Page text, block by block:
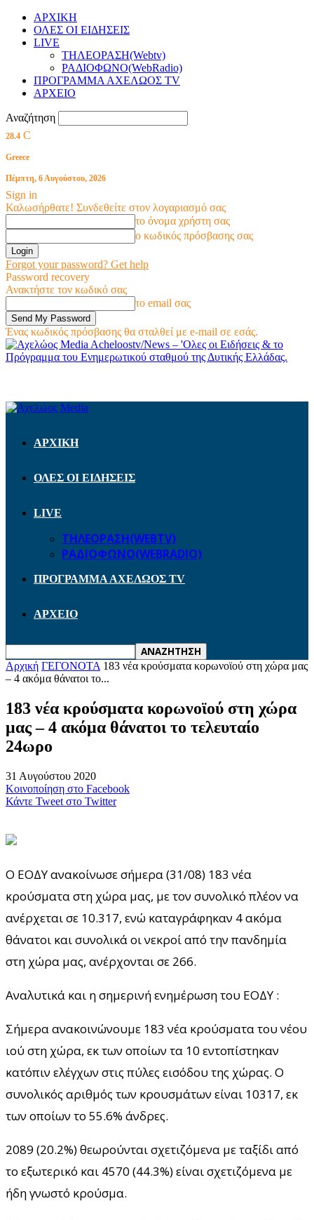
ΑΡΧΙΚΗ
ΟΛΕΣ ΟΙ ΕΙΔΗΣΕΙΣ
LIVE
ΤΗΛΕΟΡΑΣΗ(Webtv)
ΡΑΔΙΟΦΩΝΟ(WebRadio)
ΠΡΟΓΡΑΜΜΑ ΑΧΕΛΩΟΣ TV
ΑΡΧΕΙΟ
Αναζήτηση
28.4 C
Greece
Πέμπτη, 6 Αυγούστου, 2026
Sign in
Καλωσήρθατε! Συνδεθείτε στον λογαριασμό σας
το όνομα χρήστη σας
ο κωδικός πρόσβασης σας
Forgot your password? Get help
Password recovery
Ανακτήστε τον κωδικό σας
το email σας
Ένας κωδικός πρόσβασης θα σταλθεί με e-mail σε εσάς.
Acheloostv/News – 'Ολες οι Ειδήσεις & το
Πρόγραμμα του Ενημερωτικού σταθμού της Δυτικής Ελλάδας.
ΑΡΧΙΚΗ
ΟΛΕΣ ΟΙ ΕΙΔΗΣΕΙΣ
LIVE
ΤΗΛΕΟΡΑΣΗ(WEBTV)
ΡΑΔΙΟΦΩΝΟ(WEBRADIO)
ΠΡΟΓΡΑΜΜΑ ΑΧΕΛΩΟΣ TV
ΑΡΧΕΙΟ
Αρχική ΓΕΓΟΝΟΤΑ 183 νέα κρούσματα κορωνοϊού στη χώρα μας
– 4 ακόμα θάνατοι το...
183 νέα κρούσματα κορωνοϊού στη χώρα
μας – 4 ακόμα θάνατοι το τελευταίο
24ωρο
31 Αυγούστου 2020
Κοινοποίηση στο Facebook
Κάντε Tweet στο Twitter
Ο ΕΟΔΥ ανακοίνωσε σήμερα (31/08) 183 νέα
κρούσματα στη χώρα μας, με τον συνολικό πλέον να
ανέρχεται σε 10.317, ενώ καταγράφηκαν 4 ακόμα
θάνατοι και συνολικά οι νεκροί από την πανδημία
στη χώρα μας, ανέρχονται σε 266.
Αναλυτικά και η σημερινή ενημέρωση του ΕΟΔΥ :
Σήμερα ανακοινώνουμε 183 νέα κρούσματα του νέου
ιού στη χώρα, εκ των οποίων τα 10 εντοπίστηκαν
κατόπιν ελέγχων στις πύλες εισόδου της χώρας. Ο
συνολικός αριθμός των κρουσμάτων είναι 10317, εκ
των οποίων το 55.6% άνδρες.
2089 (20.2%) θεωρούνται σχετιζόμενα με ταξίδι από
το εξωτερικό και 4570 (44.3%) είναι σχετιζόμενα με
ήδη γνωστό κρούσμα.